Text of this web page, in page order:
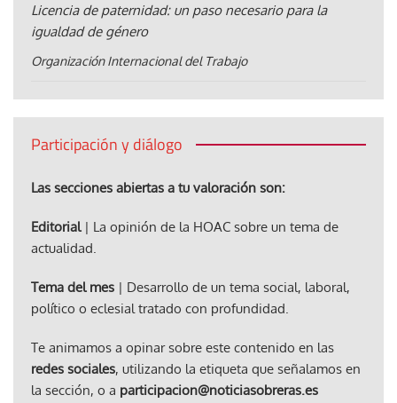
Licencia de paternidad: un paso necesario para la
igualdad de género
Organización Internacional del Trabajo
Participación y diálogo
Las secciones abiertas a tu valoración son:
Editorial| La opinión de la HOAC sobre un tema de
actualidad.
Tema del mes | Desarrollo de un tema social, laboral,
político o eclesial tratado con profundidad.
Te animamos a opinar sobre este contenido en las
redes sociales, utilizando la etiqueta que señalamos en
la sección, o a participacion@noticiasobreras.es